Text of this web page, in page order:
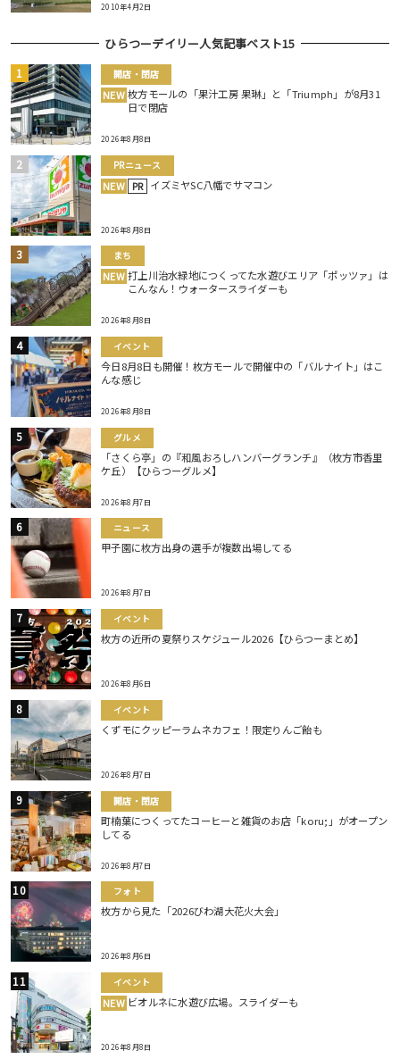
2010年4月2日
ひらつーデイリー人気記事ベスト15
開店・閉店
NEW 枚方モールの「果汁工房 果琳」と「Triumph」が8月31
日で閉店
2026年8月8日
PRニュース
NEW PR イズミヤSC八幡でサマコン
2026年8月8日
まち
NEW 打上川治水緑地につくってた水遊びエリア「ポッツァ」は
こんなん！ウォータースライダーも
2026年8月8日
イベント
今日8月8日も開催！枚方モールで開催中の「バルナイト」はこ
んな感じ
2026年8月8日
グルメ
「さくら亭」の『和風おろしハンバーグランチ』（枚方市香里
ケ丘）【ひらつーグルメ】
2026年8月7日
ニュース
甲子園に枚方出身の選手が複数出場してる
2026年8月7日
イベント
枚方の近所の夏祭りスケジュール2026【ひらつーまとめ】
2026年8月6日
イベント
くずモにクッピーラムネカフェ！限定りんご飴も
2026年8月7日
開店・閉店
町楠葉につくってたコーヒーと雑貨のお店「koru;」がオープン
してる
2026年8月7日
フォト
枚方から見た「2026びわ湖大花火大会」
2026年8月6日
イベント
NEW ビオルネに水遊び広場。スライダーも
2026年8月8日